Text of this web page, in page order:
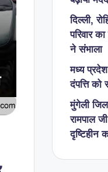
दिल्ली,
परिवार
ने संभाला
मध्य
दंपत्ति को
​मुंगेली
रामपाल
दृष्टिहीन